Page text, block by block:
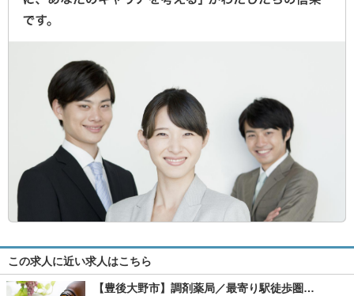
この求人に近い求人はこちら
【豊後大野市】調剤薬局／最寄り駅徒歩圏…